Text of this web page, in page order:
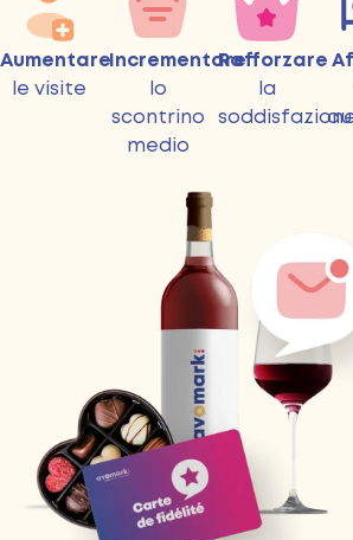
Aumentare
le visite
Incrementare
lo
scontrino
medio
Rafforzare
la